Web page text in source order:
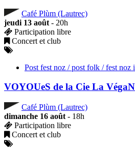
Café Plùm (Lautrec)
jeudi 13 août - 20h
Participation libre
Concert et club
Post fest noz / post folk / fest noz
VOYOUeS de la Cie La
Café Plùm (Lautrec)
dimanche 16 août - 18h
Participation libre
Concert et club